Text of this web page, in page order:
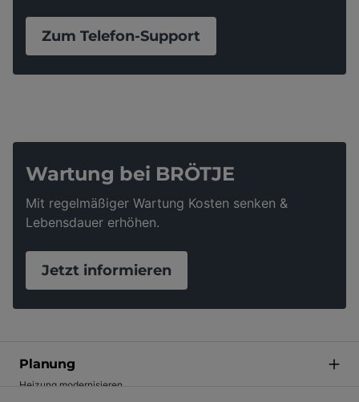
Zum Telefon-Support
Wartung bei BRÖTJE
Mit regelmäßiger Wartung Kosten senken &
Lebensdauer erhöhen.
Jetzt informieren
Planung
Heizung modernisieren